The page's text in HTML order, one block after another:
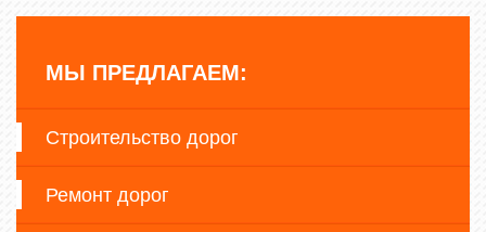
МЫ ПРЕДЛАГАЕМ:
Строительство дорог
Ремонт дорог